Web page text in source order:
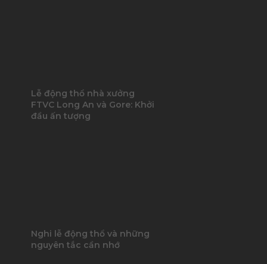
Lễ động thổ nhà xưởng
FTVC Long An và Gore: Khởi
đầu ấn tượng
Nghi lễ động thổ và những
nguyên tắc cần nhớ